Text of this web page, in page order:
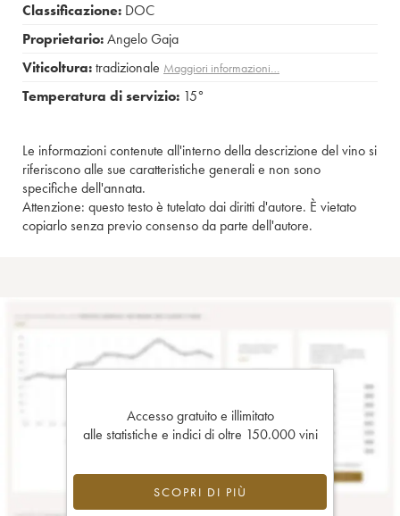
Classificazione: DOC
Proprietario:Angelo Gaja
Viticoltura:tradizionale Maggiori informazioni…
Temperatura di servizio: 15°
Le informazioni contenute all'interno della descrizione del vino si
riferiscono alle sue caratteristiche generali e non sono
specifiche dell'annata.
Attenzione: questo testo è tutelato dai diritti d'autore. È vietato
copiarlo senza previo consenso da parte dell'autore.
Accesso gratuito e illimitato
alle statistiche e indici di oltre 150.000 vini
SCOPRI DI PIÙ